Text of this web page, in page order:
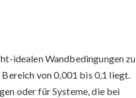
idealen Wandbedingungen zu
von 0,001 bis 0,1 liegt.
oder für Systeme, die bei